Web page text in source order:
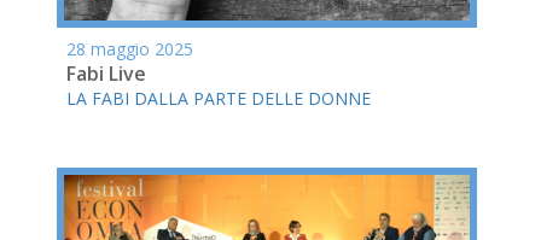
28 maggio 2025
Fabi Live
LA FABI DALLA PARTE DELLE DONNE